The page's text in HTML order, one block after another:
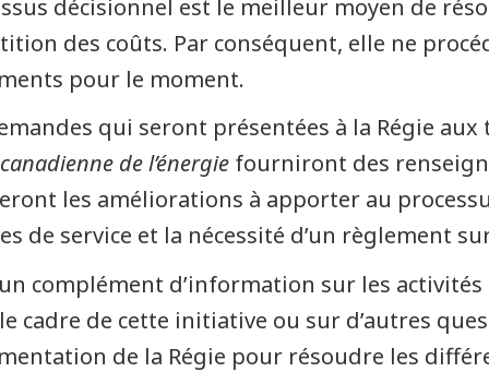
décisionnel est le meilleur moyen de
des coûts. Par conséquent, elle ne
pour le moment.
qui seront présentées à la Régie aux
de l’énergiefourniront des
les améliorations à apporter au
de service et la nécessité d’un règlement
complément d’information sur les
cadre de cette initiative ou sur d’autres
de la Régie pour résoudre les